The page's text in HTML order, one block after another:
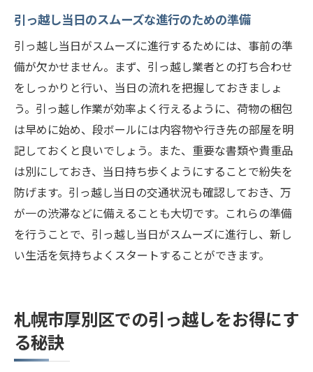
法
地域密着型業者と全国展開業者のメリット
比較
見積もり比較で最適な業者を選ぶコツ
引っ越し業者のサービス内容を理解する
地域の口コミや評判を参考にする
トラブルを未然に防ぐための業者選びのポ
イント
引っ越し当日のスムーズな進行のための準備
引っ越し当日がスムーズに進行するためには、事前の準
備が欠かせません。まず、引っ越し業者との打ち合わせ
をしっかりと行い、当日の流れを把握しておきましょ
う。引っ越し作業が効率よく行えるように、荷物の梱包
は早めに始め、段ボールには内容物や行き先の部屋を明
記しておくと良いでしょう。また、重要な書類や貴重品
は別にしておき、当日持ち歩くようにすることで紛失を
防げます。引っ越し当日の交通状況も確認しておき、万
が一の渋滞などに備えることも大切です。これらの準備
を行うことで、引っ越し当日がスムーズに進行し、新し
い生活を気持ちよくスタートすることができます。
札幌市厚別区での引っ越しをお得にす
る秘訣